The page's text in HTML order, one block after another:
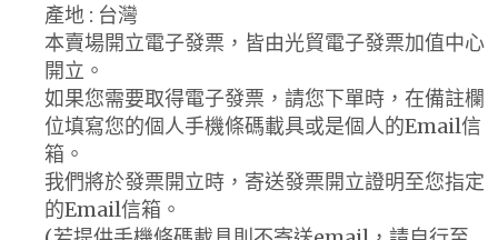
產地 : 台灣
本賣場開立電子發票，皆由光貿電子發票加值中心
開立。
如果您需要取得電子發票，請您下單時，在備註欄
位填寫您的個人手機條碼載具或是個人的Email信
箱。
我們將於發票開立時，寄送發票開立證明至您指定
的Email信箱。